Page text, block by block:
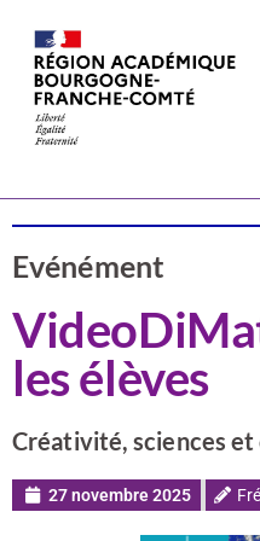
Evénément
les élèves
Créativité, sciences et
27 novembre 2025